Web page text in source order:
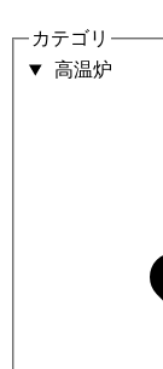
カテゴリ
高温炉